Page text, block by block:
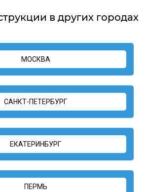
в других городах
МОСКВА
САНКТ-ПЕТЕРБУРГ
ЕКАТЕРИНБУРГ
ПЕРМЬ